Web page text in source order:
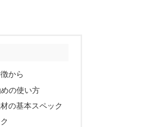
から
の使い方
の基本スペック